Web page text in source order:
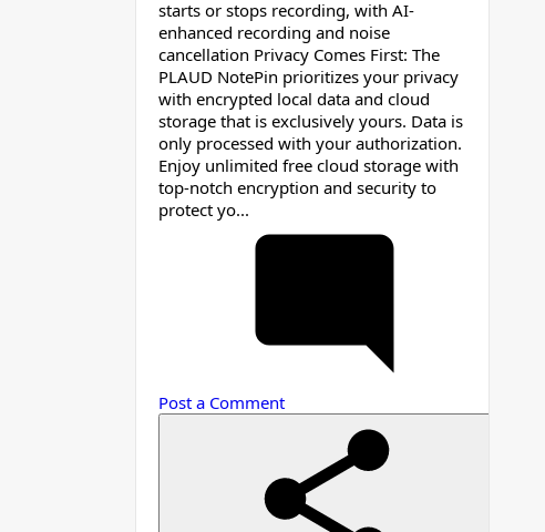
starts or stops recording, with AI-
enhanced recording and noise
cancellation Privacy Comes First: The
PLAUD NotePin prioritizes your privacy
with encrypted local data and cloud
storage that is exclusively yours. Data is
only processed with your authorization.
Enjoy unlimited free cloud storage with
top-notch encryption and security to
protect yo...
Post a Comment